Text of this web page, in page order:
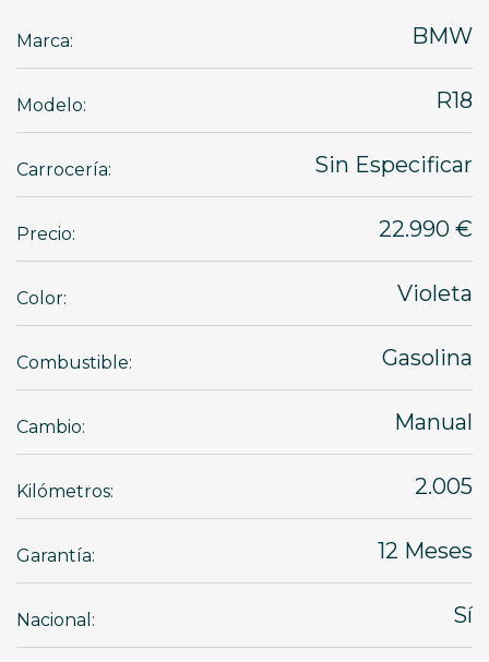
Marca: BMW
Modelo: R18
Carrocería: Sin Especificar
Precio: 22.990 €
Color: Violeta
Combustible: Gasolina
Cambio: Manual
Kilómetros: 2.005
Garantía: 12 Meses
Nacional: Sí